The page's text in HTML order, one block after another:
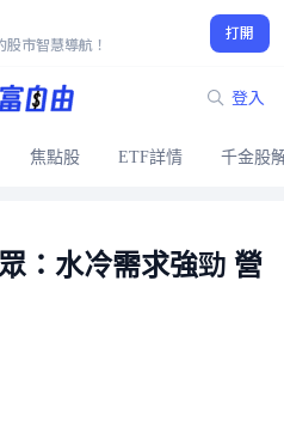
市智慧導航！
打開
登入
焦點股 ETF詳情 千金股
：水冷需求強勁 營